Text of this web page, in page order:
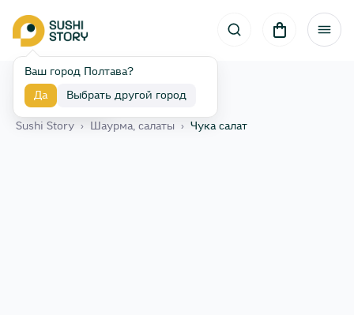
Ваш город Полтава?
Да Выбрать другой город
Назад
Sushi Story › Шаурма, салаты › Чука салат